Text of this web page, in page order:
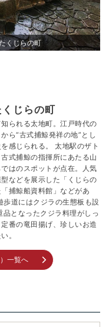
くじらの町
じらの町
られる太地町。江戸時代の
ら“古式捕鯨発祥の地”とし
感じられる。 太地駅のザト
式捕鯨の指揮所にあたる山
はのスポットが点在。人気
などを展示した「くじらの
捕鯨船資料館」などがあ
歩道にはクジラの生態板も設
となったクジラ料理がしっ
番の竜田揚げ、珍しいお造
。
一覧へ